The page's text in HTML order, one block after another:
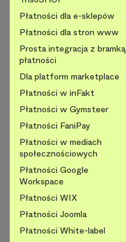
Płatności dla e-sklepów
Płatności dla stron www
Prosta integracja z bramką
płatności
Dla platform marketplace
Płatności w inFakt
Płatności w Gymsteer
Płatności FaniPay
Płatności w mediach
społecznościowych
Płatności Google
Workspace
Płatności WIX
Płatności Joomla
Płatności White-label